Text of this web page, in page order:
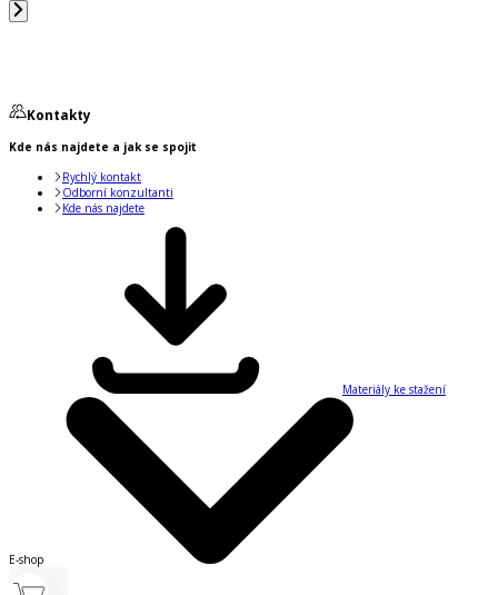
Kontakty
Kde nás najdete a jak se spojit
Rychlý kontakt
Odborní konzultanti
Kde nás najdete
Materiály ke stažení
E-shop